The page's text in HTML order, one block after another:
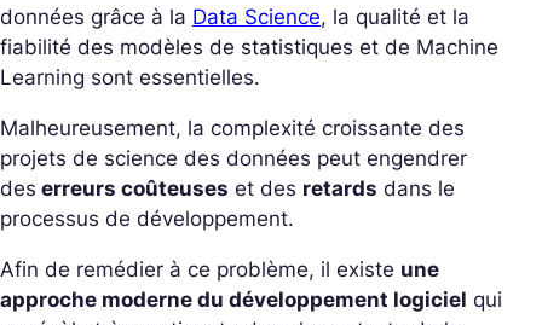
données grâce à la Data Science, la qualité et la
fiabilité des modèles de statistiques et de Machine
Learning sont essentielles.
Malheureusement, la complexité croissante des
projets de science des données peut engendrer
des erreurs coûteuses et des retards dans le
processus de développement.
Afin de remédier à ce problème, il existe une
approche moderne du développement logiciel qui